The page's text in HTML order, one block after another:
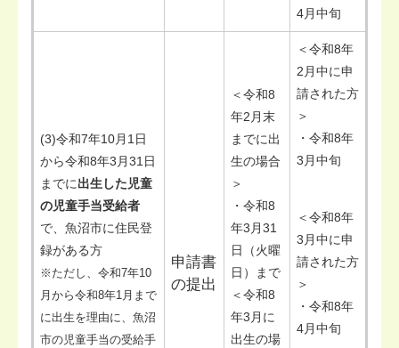
4月中旬
(3)令和7年10月1日
から令和8年3月31日
までに出生した児童
の児童手当受給者
で、魚沼市に住民登
録がある方
※ただし、令和7年10
月から令和8年1月まで
に出生を理由に、魚沼
市の児童手当の受給手
申請書
の提出
＜令和8
年2月末
までに出
生の場合
＞
・令和8
年3月31
日（火曜
日）まで
＜令和8
年3月に
出生の場
＜令和8年
2月中に申
請された方
＞
・令和8年
3月中旬
＜令和8年
3月中に申
請された方
＞
・令和8年
4月中旬